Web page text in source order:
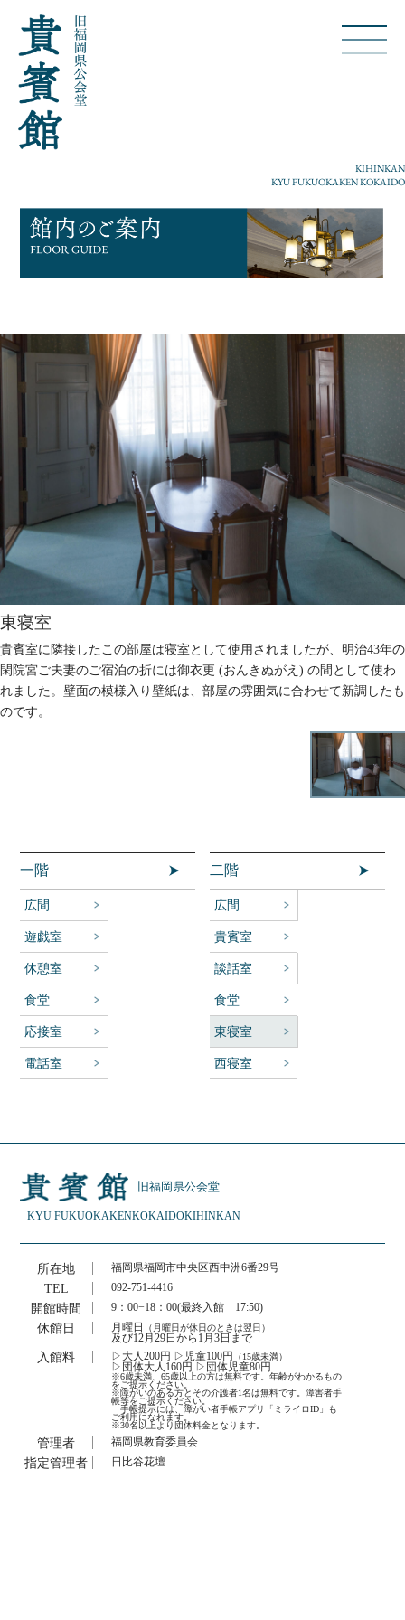
KIHINKAN
KYU FUKUOKAKEN KOKAIDO
東寝室
貴賓室に隣接したこの部屋は寝室として使用されましたが、明治43年の
閑院宮ご夫妻のご宿泊の折には御衣更 (おんきぬがえ) の間として使わ
れました。壁面の模様入り壁紙は、部屋の雰囲気に合わせて新調したも
のです。
一階
広間
遊戯室
休憩室
食堂
応接室
電話室
二階
広間
貴賓室
談話室
食堂
東寝室
西寝室
旧福岡県公会堂
KYU FUKUOKAKENKOKAIDOKIHINKAN
所在地 福岡県福岡市中央区西中洲6番29号
TEL 092-751-4416
開館時間 9：00−18：00(最終入館 17:50)
休館日 月曜日 （月曜日が休日のときは翌日）
及び12月29日から1月3日まで
入館料 ▷大人200円 ▷児童100円 （15歳未満）
▷団体大人160円 ▷団体児童80円
※6歳未満、65歳以上の方は無料です。年齢がわかるもの
をご提示ください。
※障がいのある方とその介護者1名は無料です。障害者手
帳等をご提示ください。
手帳提示には、障がい者手帳アプリ「ミライロID」も
ご利用になれます。
※30名以上より団体料金となります。
管理者 福岡県教育委員会
指定管理者 日比谷花壇